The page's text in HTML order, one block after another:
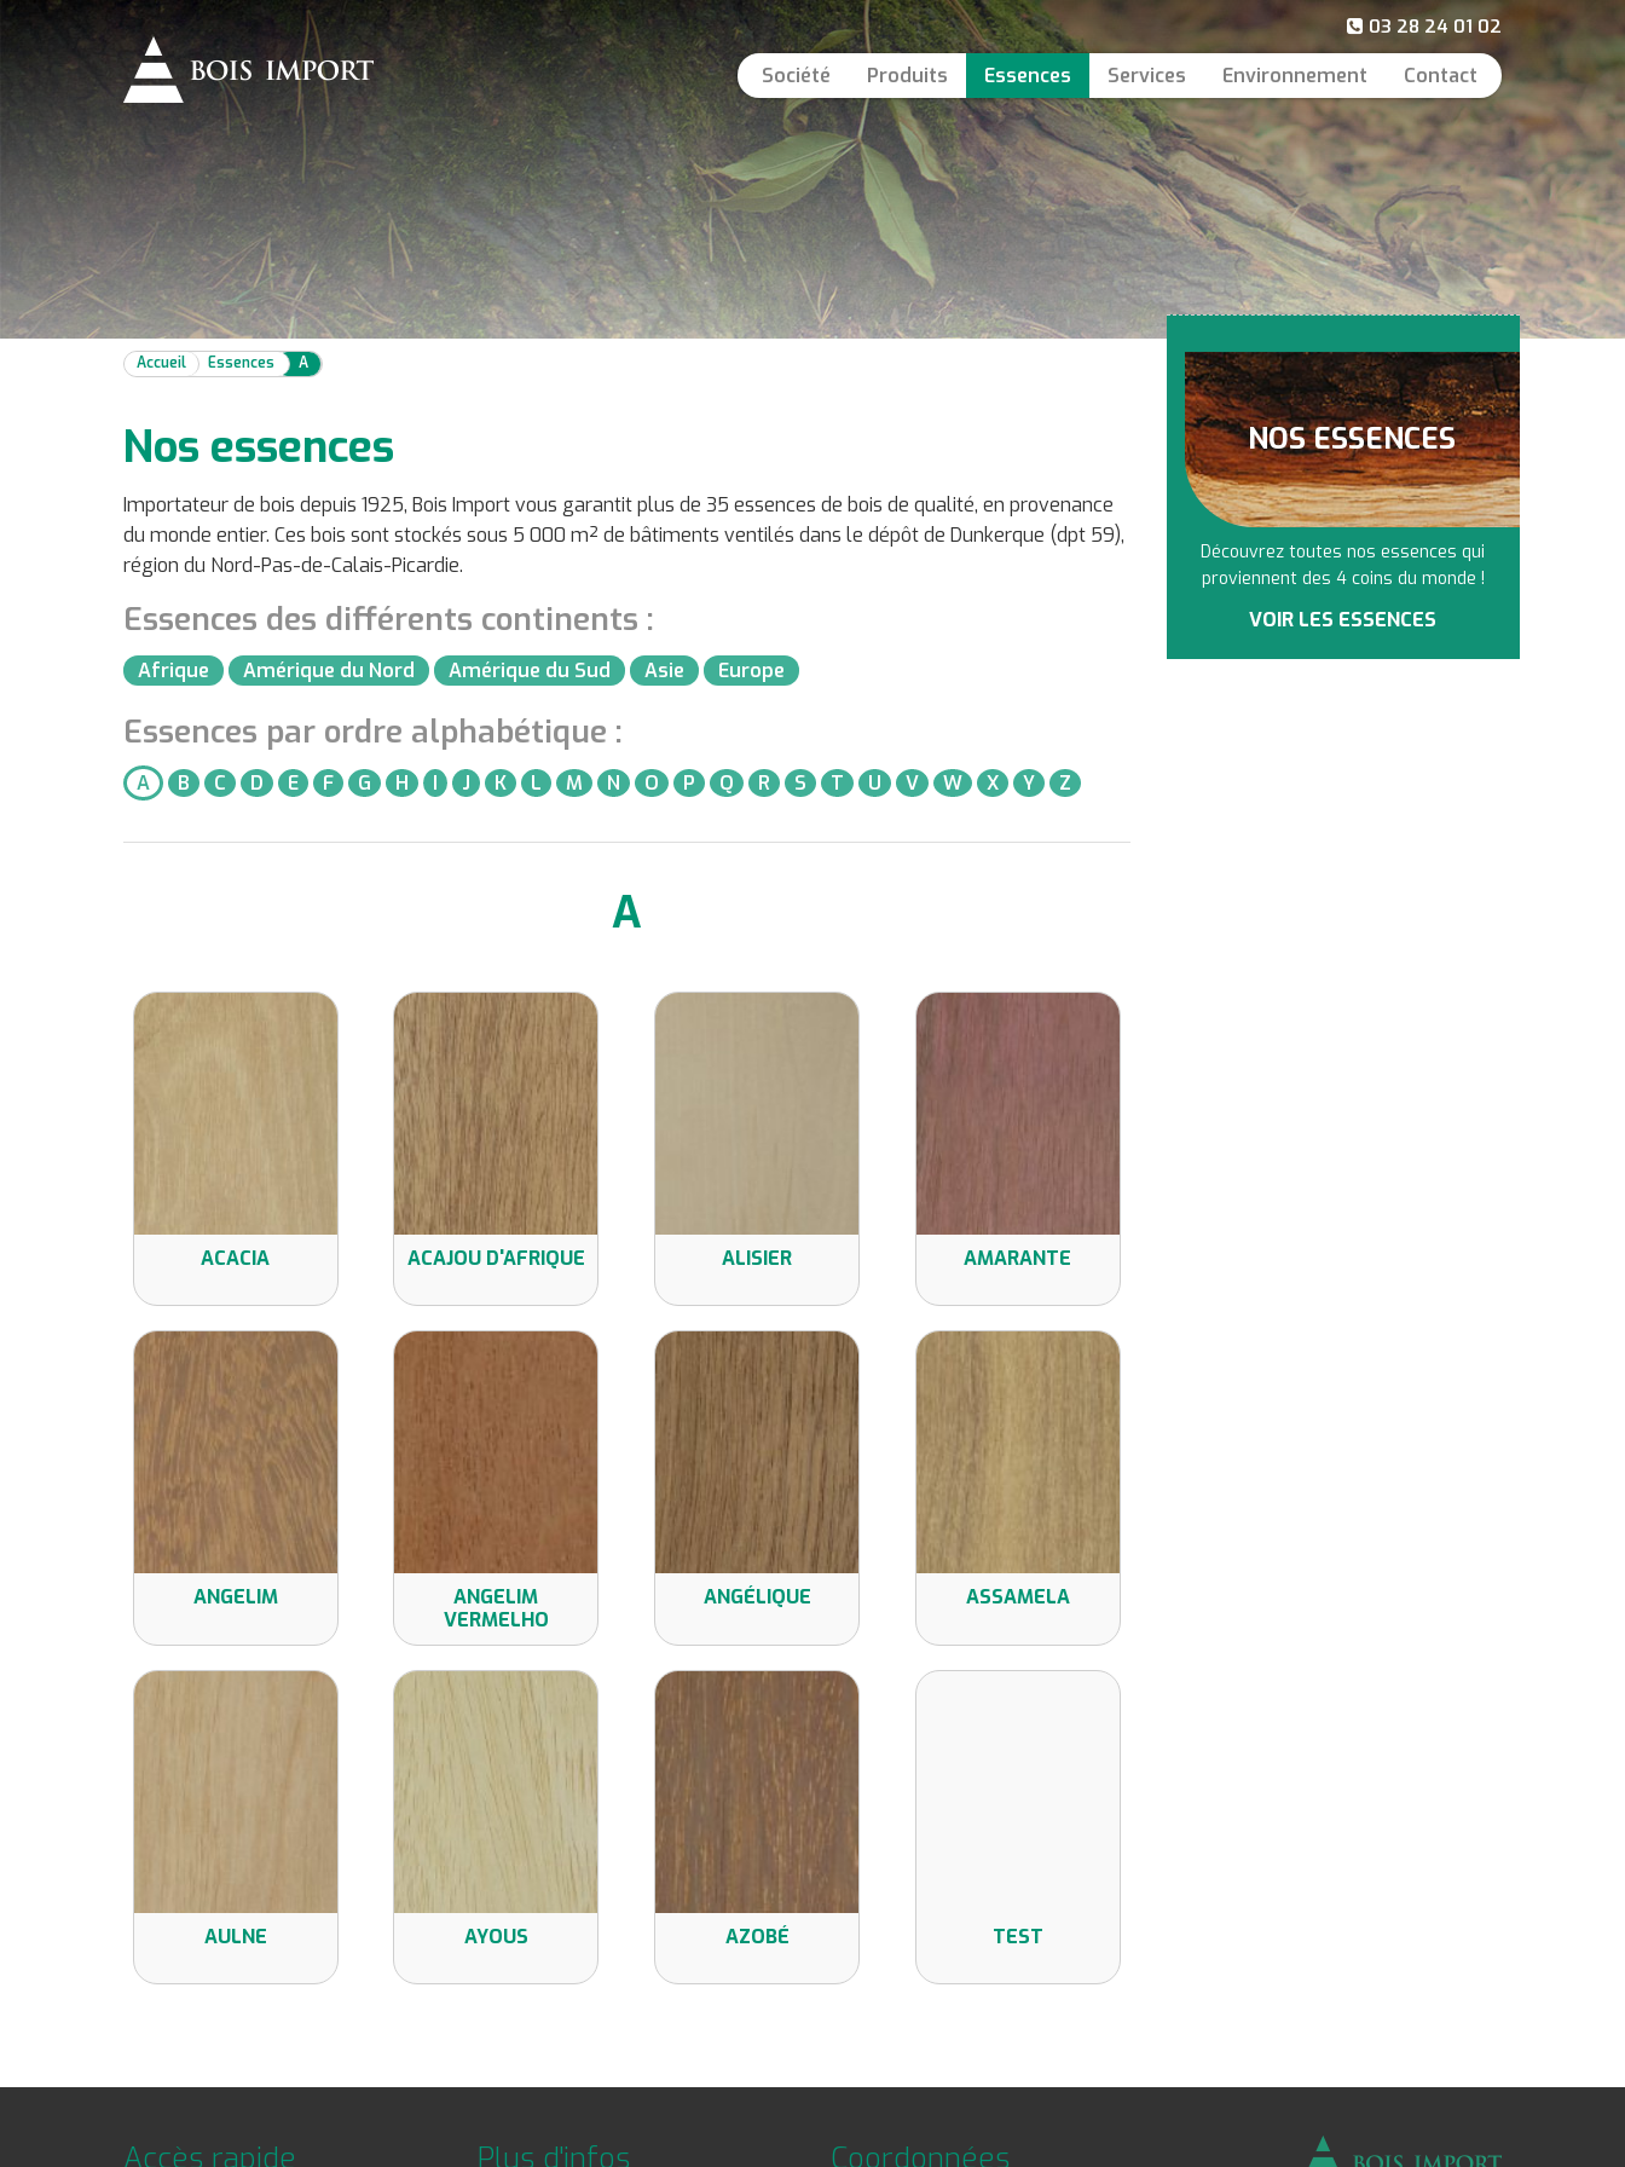
03 28 24 01 02
Société Produits Essences Services Environnement Contact
Accueil Essences A
Nos essences
Importateur de bois depuis 1925, Bois Import vous garantit plus de 35 essences de bois de qualité, en provenance
du monde entier. Ces bois sont stockés sous 5 000 m² de bâtiments ventilés dans le dépôt de Dunkerque (dpt 59),
région du Nord-Pas-de-Calais-Picardie.
Essences des différents continents :
Afrique Amérique du Nord Amérique du Sud Asie Europe
Essences par ordre alphabétique :
A B C D E F G H I J K L M N O P Q R S T U V W X Y Z
A
ACACIA ACAJOU D'AFRIQUE ALISIER AMARANTE
ANGELIM
ANGELIM
VERMELHO
ANGÉLIQUE ASSAMELA
AULNE AYOUS AZOBÉ TEST
NOS ESSENCES
Découvrez toutes nos essences qui
proviennent des 4 coins du monde !
VOIR LES ESSENCES
Accès rapide Plus d'infos Coordonnées